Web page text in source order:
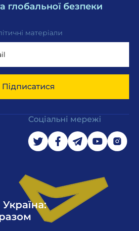
глобальної безпеки
матеріали
Підписатися
Соціальні мережі